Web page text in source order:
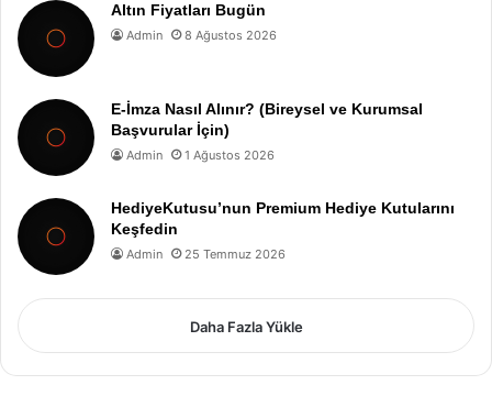
Altın Fiyatları Bugün
Admin 8 Ağustos 2026
E-İmza Nasıl Alınır? (Bireysel ve Kurumsal
Başvurular İçin)
Admin 1 Ağustos 2026
HediyeKutusu’nun Premium Hediye Kutularını
Keşfedin
Admin 25 Temmuz 2026
Daha Fazla Yükle